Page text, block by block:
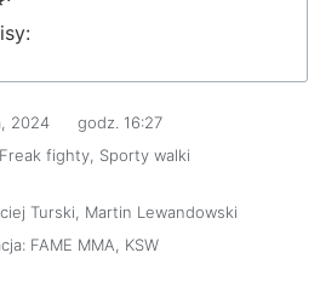
2024 godz. 16:27
Freak fighty, Sporty walki
Turski
Martin Lewandowski
FAME MMA KSW